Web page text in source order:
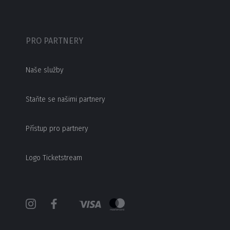
PRO PARTNERY
Naše služby
Staňte se našimi partnery
Přístup pro partnery
Logo Ticketstream